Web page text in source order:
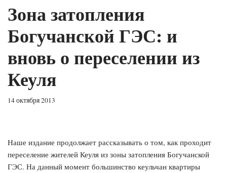
Зона затопления
Богучанской ГЭС: и
вновь о переселении из
Кеуля
14 октября 2013
Наше издание продолжает рассказывать о том, как проходит
переселение жителей Кеуля из зоны затопления Богучанской
ГЭС. На данный момент большинство кеульчан квартиры